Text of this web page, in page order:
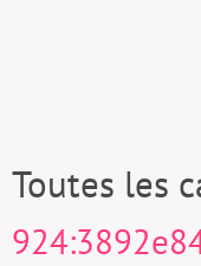
Toutes les